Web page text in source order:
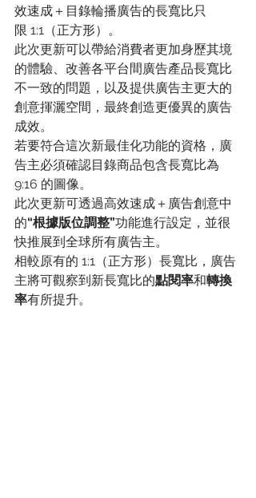
效速成＋目錄輪播廣告的長寬比只
限 1:1（正方形）。
此次更新可以帶給消費者更加身歷其境
的體驗、改善各平台間廣告產品長寬比
不一致的問題，以及提供廣告主更大的
創意揮灑空間，最終創造更優異的廣告
成效。
若要符合這次新最佳化功能的資格，廣
告主必須確認目錄商品包含長寬比為
9:16 的圖像。
此次更新可透過高效速成＋廣告創意中
的“根據版位調整”功能進行設定，並很
快推展到全球所有廣告主。
相較原有的 1:1（正方形）長寬比，廣告
主將可觀察到新長寬比的點閱率和轉換
率有所提升。